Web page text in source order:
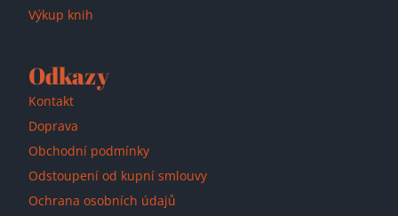
Výkup knih
Odkazy
Kontakt
Doprava
Obchodní podmínky
Odstoupení od kupní smlouvy
Ochrana osobních údajů